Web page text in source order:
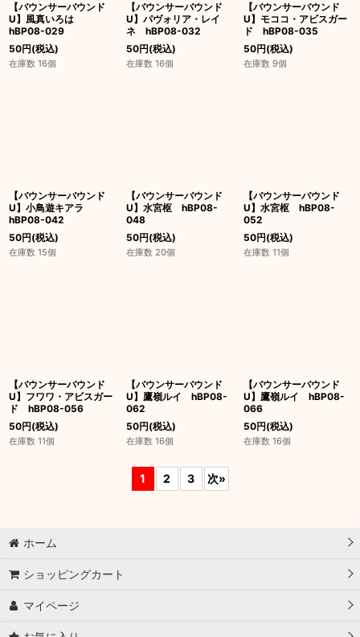
【バウンサーバウンド
U】風真いろは
hBP08-029
50円(税込)
在庫数 16個
【バウンサーバウンド
U】パヴォリア・レイ
ネ hBP08-032
50円(税込)
在庫数 16個
【バウンサーバウンド
U】モココ・アビスガー
ド hBP08-035
50円(税込)
在庫数 9個
【バウンサーバウンド
U】小鳥遊キアラ
hBP08-042
50円(税込)
在庫数 15個
【バウンサーバウンド
U】水宮枢 hBP08-
048
50円(税込)
在庫数 20個
【バウンサーバウンド
U】水宮枢 hBP08-
052
50円(税込)
在庫数 11個
【バウンサーバウンド
U】フワワ・アビスガー
ド hBP08-056
50円(税込)
在庫数 11個
【バウンサーバウンド
U】鷹嶺ルイ hBP08-
062
50円(税込)
在庫数 16個
【バウンサーバウンド
U】鷹嶺ルイ hBP08-
066
50円(税込)
在庫数 16個
1 2 3 次»
ホーム
ショッピングカート
マイページ